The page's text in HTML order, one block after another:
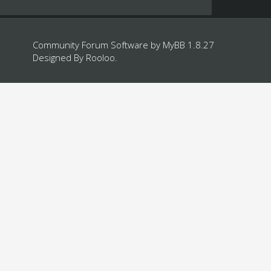
Community Forum Software by MyBB 1.8.27
Designed By Rooloo.